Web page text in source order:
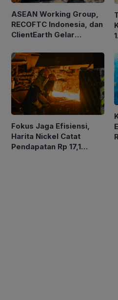
ASEAN Working Group,
RECOFTC Indonesia, dan
ClientEarth Gelar
untuk Memperkuat Tata
Kelola Perhutanan Sosial
Fokus Jaga Efisiensi,
Harita Nickel Catat
Pendapatan Rp 17,1